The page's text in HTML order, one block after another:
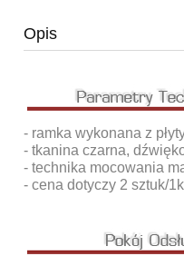
Opis
- ramka wykonana z
- tkanina czarna,
- technika mocowania
- cena dotyczy 2 sztuk/